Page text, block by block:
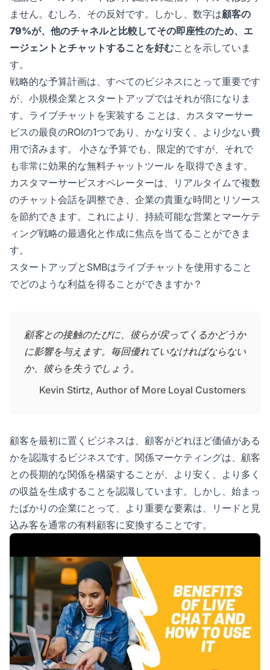
ません。むしろ、その反対です。しかし、数字は顧客の
79%が、他のチャネルと比較してその即座性のため、エ
ージェントとチャットすることを好むことを示していま
す。
戦略的な予算計画は、すべてのビジネスにとって重要です
が、小規模企業とスタートアップではそれが倍になりま
す。 ライブチャットを実装する ことは、カスタマーサー
ビスの最良のROIの1つであり、かなり安く、より少ない費
用で済みます。 小さな予算でも、限定的ですが、それで
も非常に効果的な無料チャットツール を取得できます。
カスタマーサービスオペレーターは、リアルタイムで複数
のチャット会話を調整でき、企業の貴重な時間とリソース
を節約できます。これにより、持続可能な営業とマーケテ
ィング戦略の最適化と作成に焦点を当てることができま
す。
スタートアップとSMBはライブチャットを使用すること
でどのような利益を得ることができますか？
顧客との接触のたびに、彼らが戻ってくるかどうか
に影響を与えます。毎回優れていなければならない
か、彼らを失うでしょう。
Kevin Stirtz, Author of More Loyal Customers
顧客を最初に置くビジネスは、顧客がどれほど価値がある
かを認識するビジネスです。関係マーケティングは、顧客
との長期的な関係を構築することが、より安く、より多く
の収益を生成することを認識しています。しかし、始まっ
たばかりの企業にとって、より重要な要素は、リードと見
込み客を通常の有料顧客に変換することです。